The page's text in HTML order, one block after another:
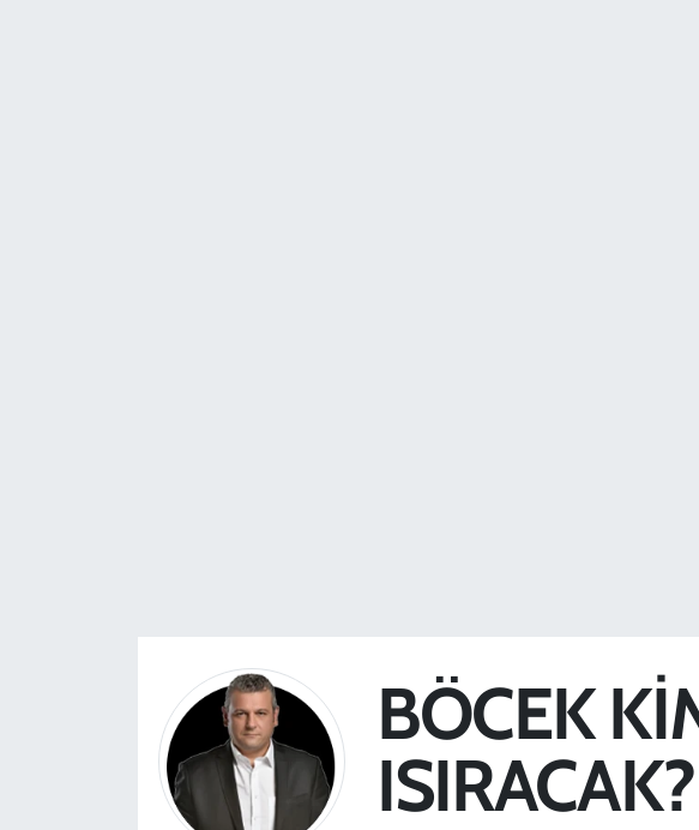
BÖCEK
ISIRACAK?
Savunma Sanayi